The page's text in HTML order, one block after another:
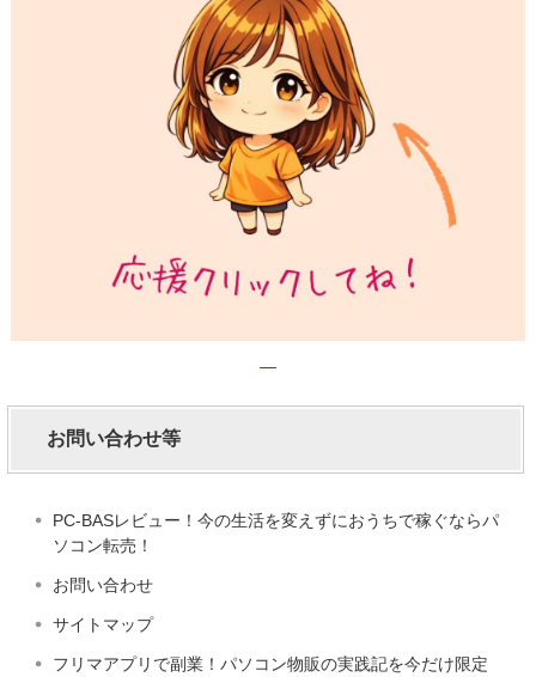
お問い合わせ等
PC-BASレビュー！今の生活を変えずにおうちで稼ぐならパ
ソコン転売！
お問い合わせ
サイトマップ
フリマアプリで副業！パソコン物販の実践記を今だけ限定